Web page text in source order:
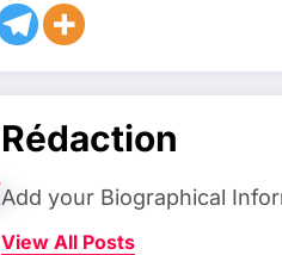
Rédaction
Add your Biographical
View All Posts